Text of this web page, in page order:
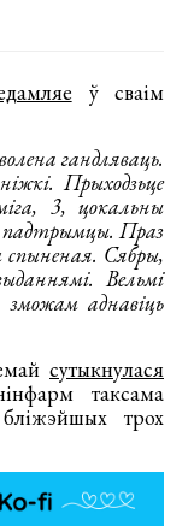
ў сваім
гандляваць.
Прыходзьце
3, цокальны
падтрымцы. Праз
спыненая. Сябры,
Вельмі
аднавіць
сутыкнулася
таксама
трох